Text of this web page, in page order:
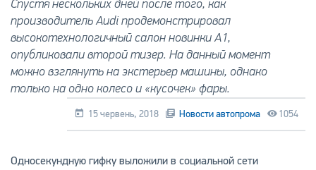
Спустя нескольких дней после того, как
производитель Audi продемонстрировал
высокотехнологичный салон новинки A1,
опубликовали второй тизер. На данный момент
можно взглянуть на экстерьер машины, однако
только на одно колесо и «кусочек» фары.
15 червень, 2018 Новости автопрома 1054
Односекундную гифку выложили в социальной сети